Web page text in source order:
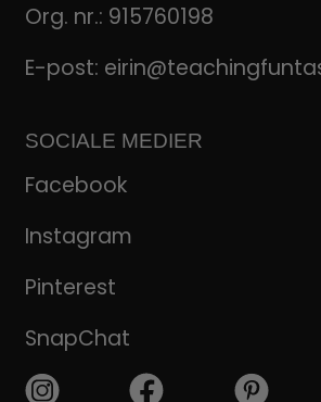
Org. nr.: 915760198
E-post:
SOCIALE MEDIER
Facebook
Instagram
Pinterest
SnapChat